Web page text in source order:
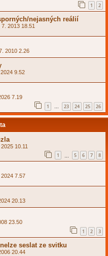
1 2
nejasných reálií
7. 2013 18.51
2010 2.26
9.52
7.19
1 … 23 24 25 26
10.11
1 5 6 7 8
7.57
20.13
23.50
1 2 3
seslat ze svitku
20.44